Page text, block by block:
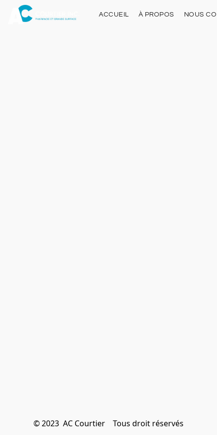
ACCUEIL À PROPOS NOUS
© 2023  AC Courtier    Tous droit réservés